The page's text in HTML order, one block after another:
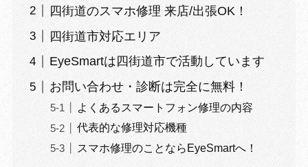
四街道のスマホ修理 来店/出張OK！
四街道市対応エリア
EyeSmartは四街道市で活動しています
お問い合わせ・診断は完全に無料！
よくあるスマートフォン修理の内容
代表的な修理対応機種
スマホ修理のことならEyeSmartへ！